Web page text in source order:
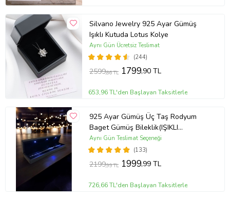
Silvano Jewelry 925 Ayar Gümüş
Işıklı Kutuda Lotus Kolye
(244)
Aynı Gün Ücretsiz Teslimat
2599,86 TL 1799,90 TL
653,96 TL'den Başlayan Taksitlerle
925 Ayar Gümüş Üç Taş Rodyum
Baget Gümüş Bileklik(IŞIKLI
KUTULU)
(133)
Aynı Gün Teslimat Seçeneği
2199,99 TL 1999,99 TL
726,66 TL'den Başlayan Taksitlerle